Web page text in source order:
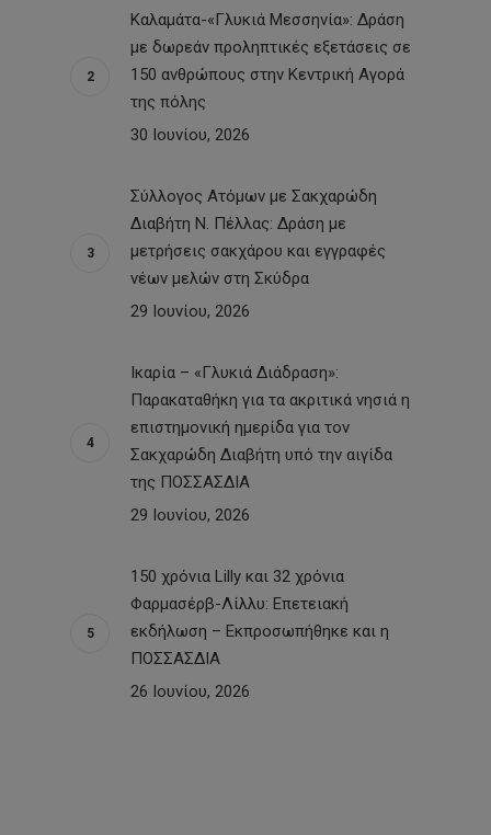
Καλαμάτα-«Γλυκιά Μεσσηνία»: Δράση
με δωρεάν προληπτικές εξετάσεις σε
150 ανθρώπους στην Κεντρική Αγορά
της πόλης
30 Ιουνίου, 2026
Σύλλογος Ατόμων με Σακχαρώδη
Διαβήτη Ν. Πέλλας: Δράση με
μετρήσεις σακχάρου και εγγραφές
νέων μελών στη Σκύδρα
29 Ιουνίου, 2026
Ικαρία – «Γλυκιά Διάδραση»:
Παρακαταθήκη για τα ακριτικά νησιά η
επιστημονική ημερίδα για τον
Σακχαρώδη Διαβήτη υπό την αιγίδα
της ΠΟΣΣΑΣΔΙΑ
29 Ιουνίου, 2026
150 χρόνια Lilly και 32 χρόνια
Φαρμασέρβ-Λίλλυ: Eπετειακή
εκδήλωση – Εκπροσωπήθηκε και η
ΠΟΣΣΑΣΔΙΑ
26 Ιουνίου, 2026